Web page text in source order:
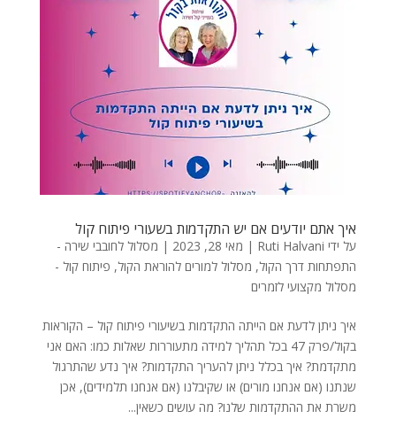
איך אתם יודעים אם יש התקדמות בשעורי פיתוח קול
על ידי Ruti Halvani
| מאי 28, 2023 | מסלול לחובבי שירה -
התפתחות דרך הקול, מסלול למורים להוראת הקול, פיתוח קול -
מסלול מקצועי לזמרים
איך ניתן לדעת אם הייתה התקדמות בשיעורי פיתוח קול – הקוראות
בקול/פרק 47 בכל תהליך למידה מתעוררות שאלות כמו: האם אני
מתקדמת? איך בכלל ניתן להעריך התקדמות? איך נדע שהתרגול
שנתנו (אם אנחנו מורים) או שקיבלנו (אם אנחנו תלמידים), אכן
משרת את ההתקדמות שלנו? מה עושים כשאין...